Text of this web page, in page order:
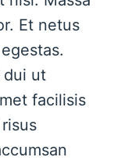
Et netus
dui ut
facilisis